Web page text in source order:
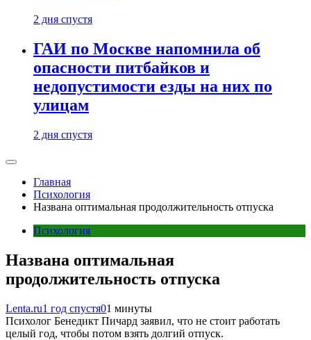
2 дня спустя
ГАИ по Москве напомнила об
опасности питбайков и
недопустимости езды на них по
улицам
2 дня спустя
Главная
Психология
Названа оптимальная продолжительность отпуска
Психология
Названа оптимальная
продолжительность отпуска
Lenta.ru1 год спустя01 минуты
Психолог Бенедикт Пичард заявил, что не стоит работать
целый год, чтобы потом взять долгий отпуск.